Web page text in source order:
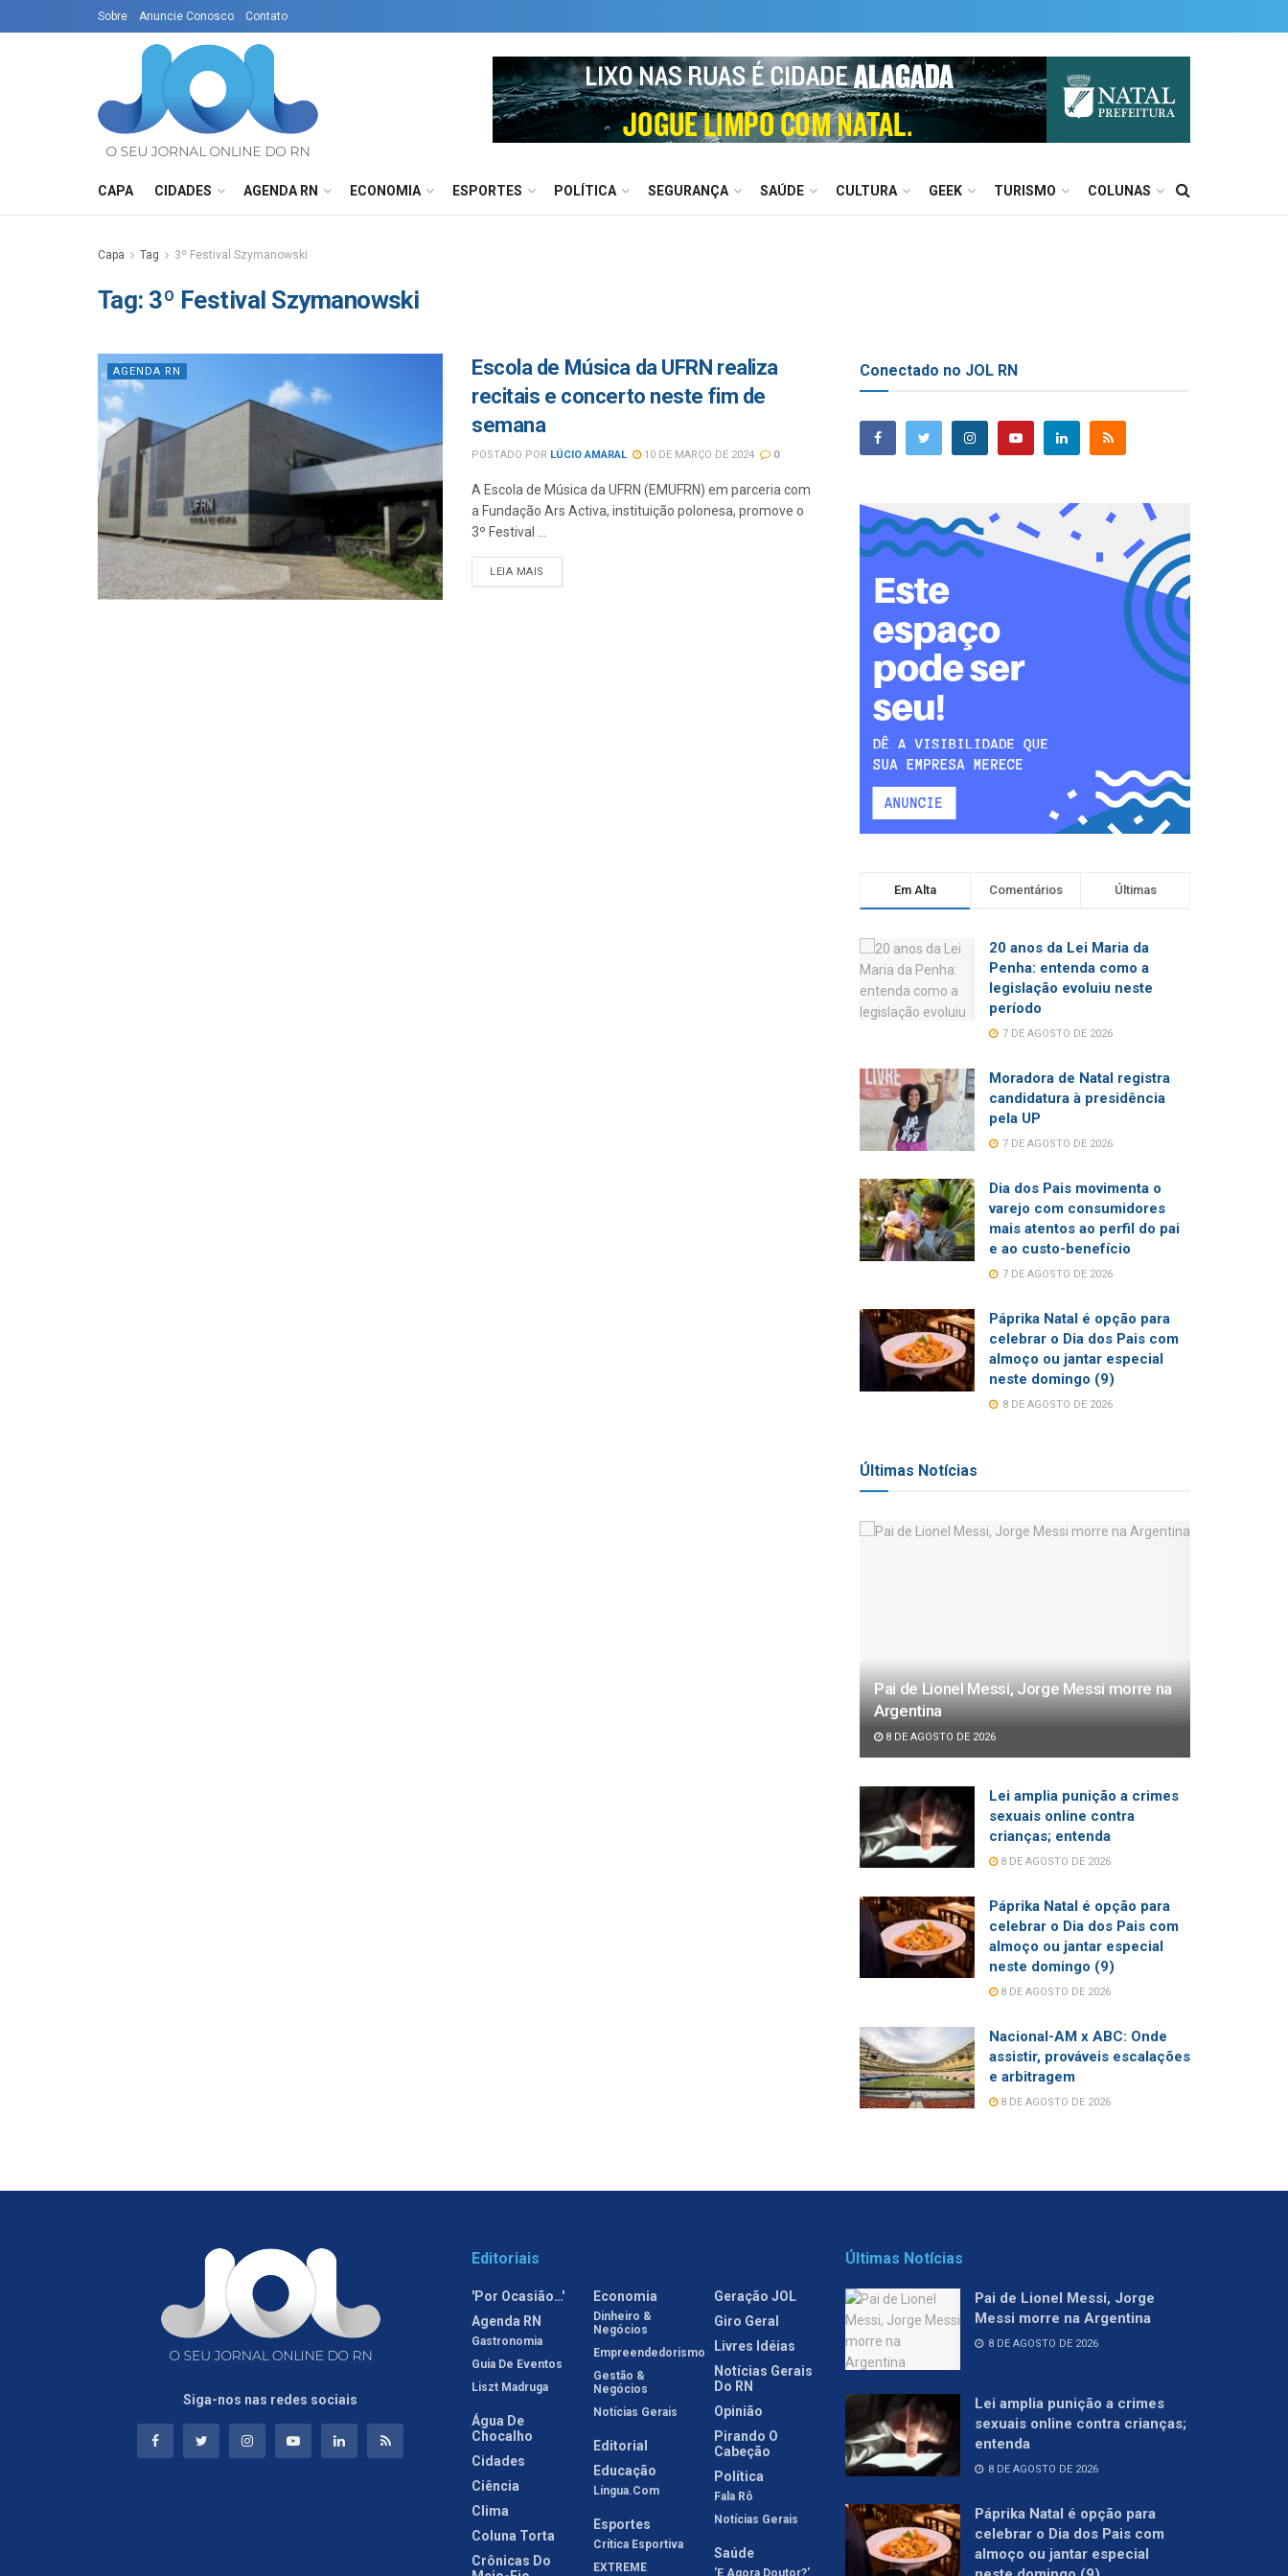
Sobre Anuncie Conosco Contato
CAPA CIDADES AGENDA RN ECONOMIA ESPORTES POLÍTICA SEGURANÇA SAÚDE CULTURA GEEK TURISMO COLUNAS
Capa Tag 3º Festival Szymanowski
Tag: 3º Festival Szymanowski
AGENDA RN
Escola de Música da UFRN realiza
recitais e concerto neste fim de
semana
POSTADO POR LÚCIO AMARAL 10 DE MARÇO DE 2024 0
A Escola de Música da UFRN (EMUFRN) em parceria com
a Fundação Ars Activa, instituição polonesa, promove o
3º Festival ...
LEIA MAIS
Conectado no JOL RN
Em Alta Comentários Últimas
20 anos da Lei Maria da
Penha: entenda como a
legislação evoluiu neste
período
7 DE AGOSTO DE 2026
Moradora de Natal registra
candidatura à presidência
pela UP
7 DE AGOSTO DE 2026
Dia dos Pais movimenta o
varejo com consumidores
mais atentos ao perfil do pai
e ao custo-benefício
7 DE AGOSTO DE 2026
Páprika Natal é opção para
celebrar o Dia dos Pais com
almoço ou jantar especial
neste domingo (9)
8 DE AGOSTO DE 2026
Últimas Notícias
Pai de Lionel Messi, Jorge Messi morre na
Argentina
8 DE AGOSTO DE 2026
Lei amplia punição a crimes
sexuais online contra
crianças; entenda
8 DE AGOSTO DE 2026
Páprika Natal é opção para
celebrar o Dia dos Pais com
almoço ou jantar especial
neste domingo (9)
8 DE AGOSTO DE 2026
Nacional-AM x ABC: Onde
assistir, prováveis escalações
e arbitragem
8 DE AGOSTO DE 2026
Siga-nos nas redes sociais
Editoriais
'Por Ocasião…'
Agenda RN
Gastronomia
Guia De Eventos
Liszt Madruga
Água De
Chocalho
Cidades
Ciência
Clima
Coluna Torta
Crônicas Do
Economia
Dinheiro &
Negócios
Empreendedorismo
Gestão &
Negócios
Notícias Gerais
Editorial
Educação
Língua.com
Esportes
Crítica Esportiva
EXTREME
Geração JOL
Giro Geral
Livres Idéias
Notícias Gerais
Do RN
Opinião
Pirando O
Cabeção
Política
Fala Rô
Notícias Gerais
Saúde
'E Agora Doutor?'
Últimas Notícias
Pai de Lionel Messi, Jorge
Messi morre na Argentina
8 DE AGOSTO DE 2026
Lei amplia punição a crimes
sexuais online contra crianças;
entenda
8 DE AGOSTO DE 2026
Páprika Natal é opção para
celebrar o Dia dos Pais com
almoço ou jantar especial